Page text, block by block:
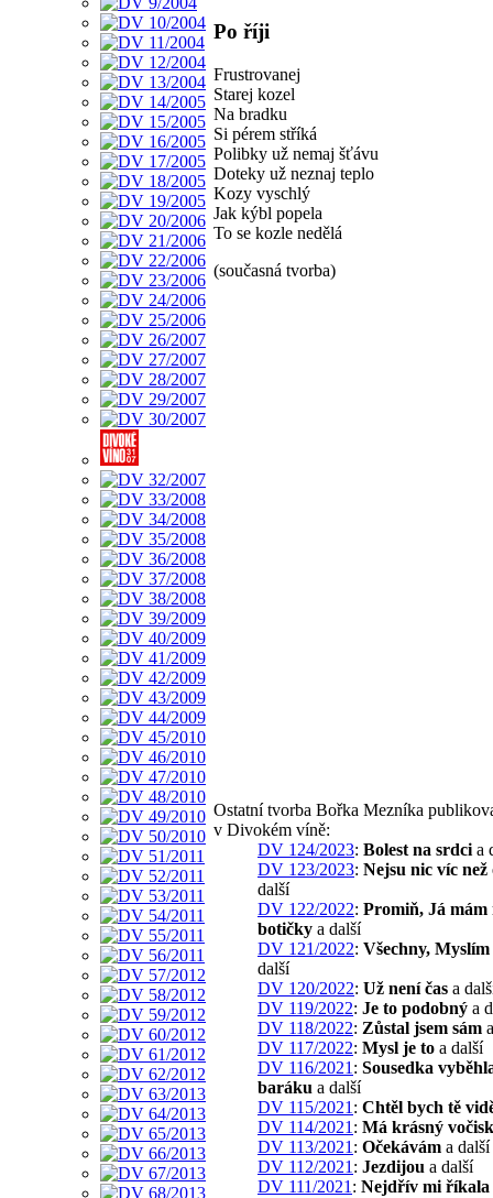
Po říji
Frustrovanej
Starej kozel
Na bradku
Si pérem stříká
Polibky už nemaj šťávu
Doteky už neznaj teplo
Kozy vyschlý
Jak kýbl popela
To se kozle nedělá
(současná tvorba)
Ostatní tvorba Bořka Mezníka
v Divokém víně:
DV 124/2023: Bolest na srdci a
DV 123/2023: Nejsu nic víc než
další
DV 122/2022: Promiň, Já
botičky a další
DV 121/2022: Všechny,
další
DV 120/2022: Už není čas a
DV 119/2022: Je to podobný a
DV 118/2022: Zůstal jsem sám
DV 117/2022: Mysl je to a další
DV 116/2021 : Sousedka
baráku a další
DV 115/2021 : Chtěl bych tě
DV 114/2021 : Má krásný
DV 113/2021 : Očekávám a další
DV 112/2021 : Jezdijou a další
DV 111/2021 : Nejdřív mi říkala